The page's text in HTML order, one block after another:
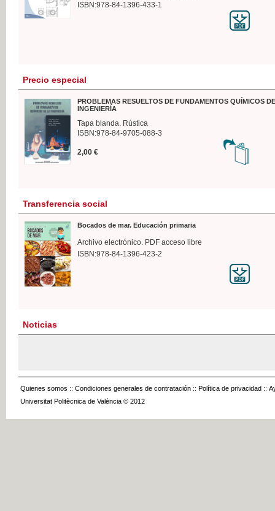
ISBN:978-84-1396-433-1
Precio especial
PROBLEMAS RESUELTOS DE FUNDAMENTOS QUÍMICOS
INGENIERÍA
Tapa blanda. Rústica
ISBN:978-84-9705-088-3
2,00 €
Transferencia social
Bocados de mar. Educación primaria
Archivo electrónico. PDF acceso libre
ISBN:978-84-1396-423-2
Noticias
Quienes somos :: Condiciones generales de contratación :: Política de privacidad ::
Universitat Politècnica de València © 2012